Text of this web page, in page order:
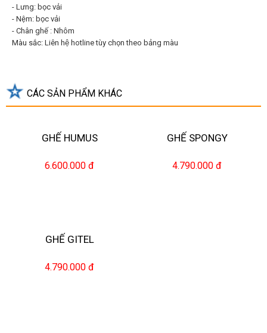
- Lưng: bọc vải
- Nệm: bọc vải
- Chân ghế : Nhôm
Màu sắc: Liên hệ hotline tùy chọn theo bảng màu
CÁC SẢN PHẨM KHÁC
GHẾ HUMUS
6.600.000 đ
GHẾ SPONGY
4.790.000 đ
GHẾ GITEL
4.790.000 đ